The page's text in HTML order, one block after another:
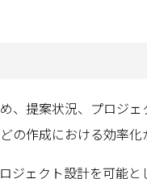
、提案状況、プロジ
作成における効率化
ジェクト設計を可能